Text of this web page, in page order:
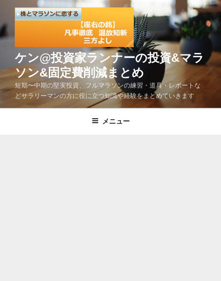
テ
ン
ス
キ
ケン@投資家ランナーの投資&マラ
ソン&固定費削減まとめ
短期〜中期の堅実投資、フルマラソンの練習・道具・レポートな
どサラリーマンの方に役に立つ知識や経験をまとめていきます
メニュー